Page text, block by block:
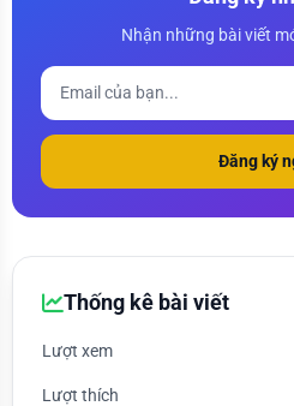
Nhận những bài viết
Đăng ký
Thống kê bài viết
Lượt xem
Lượt thích